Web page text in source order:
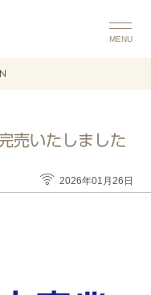
MENU
売いたしました
2026年01月26日